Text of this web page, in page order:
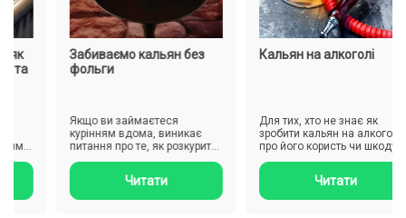
Забиваємо кальян без
фольги
Якщо ви займаєтеся
курінням вдома, виникає
питання про те, як розкурити
кальян, щоб отримати
хороший..
Читати
Кальян на алкоголі
Для тих, хто не знає як
зробити кальян на алкоголі,
про його користь чи шкоду
дізнаєтеся нижче. С..
Читати